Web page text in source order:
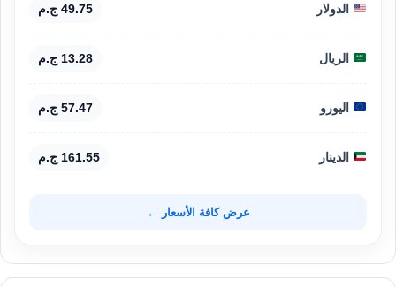
الدولار 49.75 ج.م
الريال 13.28 ج.م
اليورو 57.47 ج.م
الدينار 161.55 ج.م
عرض كافة الأسعار ←